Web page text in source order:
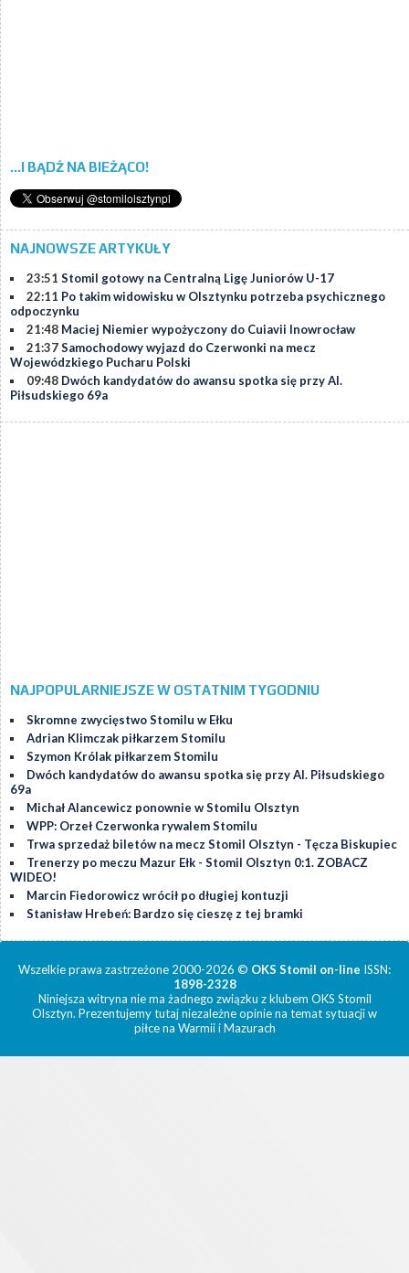
...I BĄDŹ NA BIEŻĄCO!
NAJNOWSZE ARTYKUŁY
23:51 Stomil gotowy na Centralną Ligę Juniorów U-17
22:11 Po takim widowisku w Olsztynku potrzeba psychicznego
odpoczynku
21:48 Maciej Niemier wypożyczony do Cuiavii Inowrocław
21:37Samochodowy wyjazd do Czerwonki na mecz
Wojewódzkiego Pucharu Polski
09:48 Dwóch kandydatów do awansu spotka się przy Al.
Piłsudskiego 69a
NAJPOPULARNIEJSZE W OSTATNIM TYGODNIU
Skromne zwycięstwo Stomilu w Ełku
Adrian Klimczak piłkarzem Stomilu
Szymon Królak piłkarzem Stomilu
Dwóch kandydatów do awansu spotka się przy Al. Piłsudskiego
69a
Michał Alancewicz ponownie w Stomilu Olsztyn
WPP: Orzeł Czerwonka rywalem Stomilu
Trwa sprzedaż biletów na mecz Stomil Olsztyn - Tęcza Biskupiec
Trenerzy po meczu Mazur Ełk - Stomil Olsztyn 0:1. ZOBACZ
WIDEO!
Marcin Fiedorowicz wrócił po długiej kontuzji
Stanisław Hrebeń: Bardzo się cieszę z tej bramki
Wszelkie prawa zastrzeżone 2000-2026 © OKS Stomil on-line ISSN:
1898-2328
Niniejsza witryna nie ma żadnego związku z klubem OKS Stomil
Olsztyn. Prezentujemy tutaj niezależne opinie na temat sytuacji w
piłce na Warmii i Mazurach